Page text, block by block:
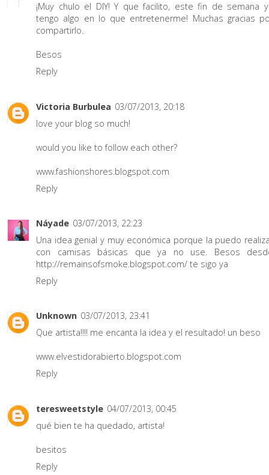
¡Muy chulo el DIY! Y que facilito, este fin de semana
tengo algo en lo que entretenerme! Muchas gracias
compartirlo.
Besos
Reply
Victoria Burbulea 03/07/2013, 20:18
love your blog so much!
would you like to follow each other?
www.fashionshores.blogspot.com
Reply
Náyade 03/07/2013, 22:23
Una idea genial y muy económica porque la puedo
con camisas básicas que ya no use. Besos
http://remainsofsmoke.blogspot.com/ te sigo ya
Reply
Unknown 03/07/2013, 23:41
Que artista!!!! me encanta la idea y el resultado! un beso
www.elvestidorabierto.blogspot.com
Reply
teresweetstyle 04/07/2013, 00:45
qué bien te ha quedado, artista!
besitos
Reply